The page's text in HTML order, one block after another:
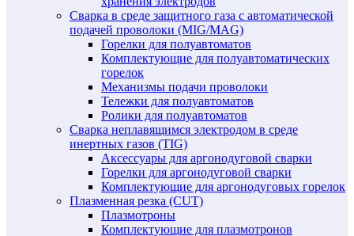
Сварка в среде защитного газа с автоматической
подачей проволоки (MIG/MAG)
Горелки для полуавтоматов
Комплектующие для полуавтоматических
горелок
Механизмы подачи проволоки
Тележки для полуавтоматов
Ролики для полуавтоматов
Сварка неплавящимся электродом в среде
инертных газов (TIG)
Аксессуары для аргонодуговой сварки
Горелки для аргонодуговой сварки
Комплектующие для аргонодуговых горелок
Плазменная резка (CUT)
Плазмотроны
Комплектующие для плазмотронов